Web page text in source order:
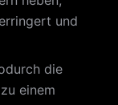
und
die
einem